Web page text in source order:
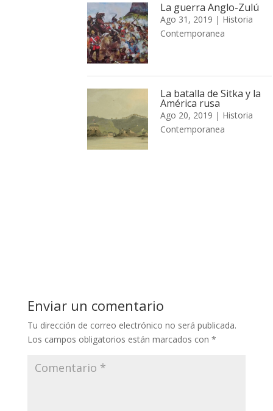
La guerra Anglo-Zulú
Ago 31, 2019 | Historia
Contemporanea
La batalla de Sitka y la
América rusa
Ago 20, 2019 | Historia
Contemporanea
Enviar un comentario
Tu dirección de correo electrónico no será publicada.
Los campos obligatorios están marcados con *